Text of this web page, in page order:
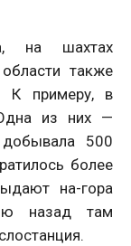
на шахтах
также
К примеру, в
из них —
500
более
на-гора
назад там